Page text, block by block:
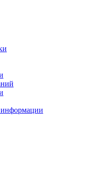
информации